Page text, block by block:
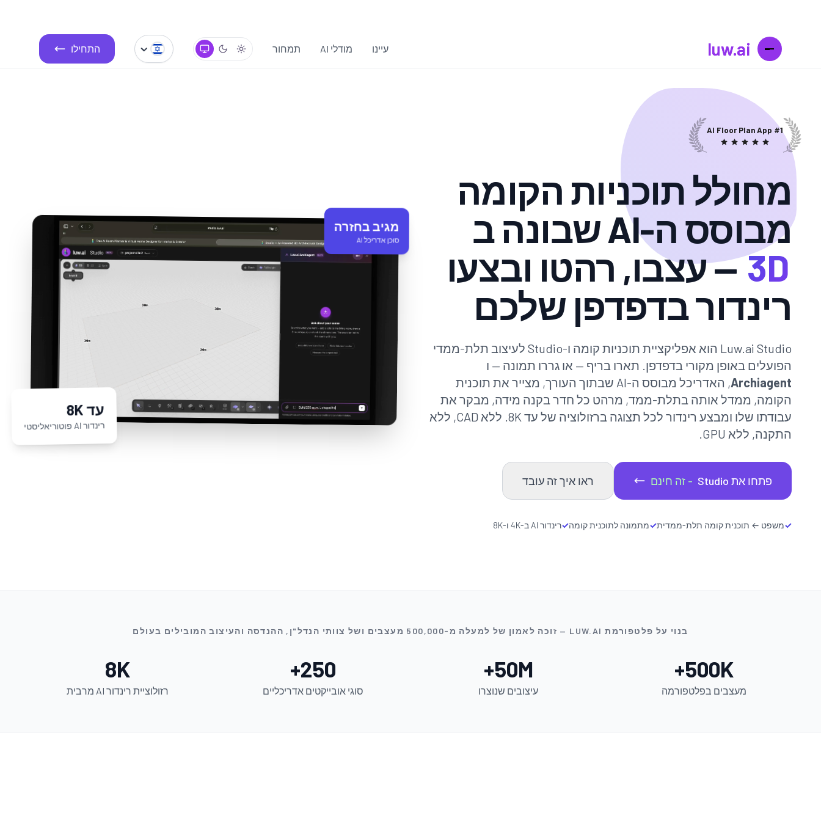
luw.ai עיינו מודלי AI תמחור התחילו
#1 AI Floor Plan App
מחולל תוכניות הקומה
מבוסס ה-AI שבונה ב
3D— עצבו, רהטו ובצעו
רינדור בדפדפן שלכם
Luw.ai Studio הוא אפליקציית תוכניות קומה ו-Studio לעיצוב תלת-ממדי
הפועלים באופן מקורי בדפדפן. תארו בריף — או גררו תמונה — ו
Archiagent
, האדריכל מבוסס ה-AI שבתוך העורך, מצייר את תוכנית
הקומה, ממדל אותה בתלת-ממד, מרהט כל חדר בקנה מידה, מבקר את
עבודתו שלו ומבצע רינדור לכל תצוגה ברזולוציה של עד 8K. ללא CAD, ללא
התקנה, ללא GPU.
פתחו את Studio - זה חינם ראו איך זה עובד
✓משפט ← תוכנית קומה תלת-ממדית✓מתמונה לתוכנית קומה✓רינדור AI ב-4K ו-8K
עד 8K
רינדור AI פוטוריאליסטי
מגיב בחזרה
סוכן אדריכל AI
בנוי על פלטפורמת LUW.AI — זוכה לאמון של למעלה מ-500,000 מעצבים ושל צוותי הנדל"ן, ההנדסה והעיצוב המובילים בעולם
500K+
מעצבים בפלטפורמה
50M+
עיצובים שנוצרו
250+
סוגי אובייקטים אדריכליים
8K
רזולוציית רינדור AI מרבית